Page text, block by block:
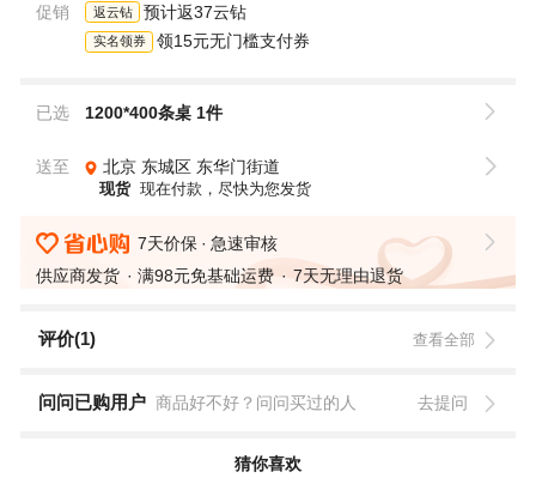
促销 返云钻 预计返37云钻
实名领券 领15元无门槛支付券
已选 1200*400条桌 1件
送至 北京 东城区 东华门街道
现货 现在付款，尽快为您发货
7天价保
急速审核
供应商发货
满98元免基础运费 7天无理由退货
评价(1) 查看全部
问问已购用户 商品好不好？问问买过的人 去提问
猜你喜欢